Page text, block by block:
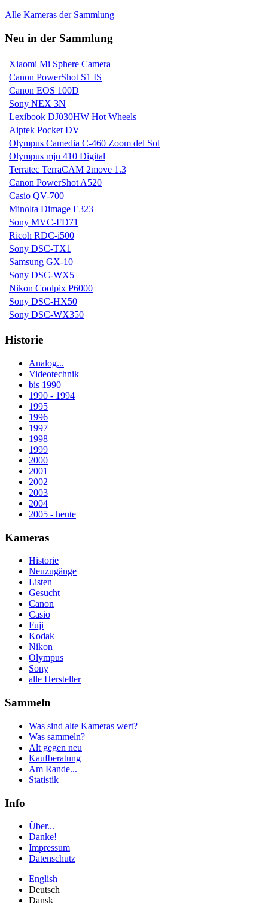
Alle Kameras der Sammlung
Neu in der Sammlung
Xiaomi Mi Sphere Camera
Canon PowerShot S1 IS
Canon EOS 100D
Sony NEX 3N
Lexibook DJ030HW Hot Wheels
Aiptek Pocket DV
Olympus Camedia C-460 Zoom del Sol
Olympus mju 410 Digital
Terratec TerraCAM 2move 1.3
Canon PowerShot A520
Casio QV-700
Minolta Dimage E323
Sony MVC-FD71
Ricoh RDC-i500
Sony DSC-TX1
Samsung GX-10
Sony DSC-WX5
Nikon Coolpix P6000
Sony DSC-HX50
Sony DSC-WX350
Historie
Analog...
Videotechnik
bis 1990
1990 - 1994
1995
1996
1997
1998
1999
2000
2001
2002
2003
2004
2005 - heute
Kameras
Historie
Neuzugänge
Listen
Gesucht
Canon
Casio
Fuji
Kodak
Nikon
Olympus
Sony
alle Hersteller
Sammeln
Was sind alte Kameras wert?
Was sammeln?
Alt gegen neu
Kaufberatung
Am Rande...
Statistik
Info
Über...
Danke!
Impressum
Datenschutz
English
Deutsch
Dansk